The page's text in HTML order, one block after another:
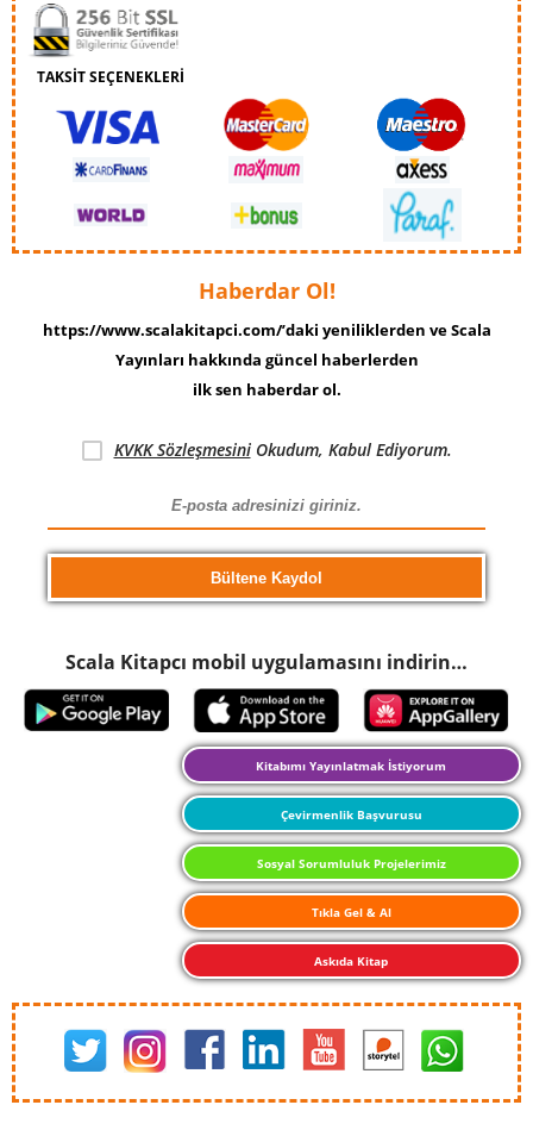
TAKSİT SEÇENEKLERİ
Haberdar Ol!
https://www.scalakitapci.com/’daki yeniliklerden ve Scala
Yayınları hakkında güncel haberlerden
ilk sen haberdar ol.
KVKK SözleşmesiniOkudum, Kabul Ediyorum.
Scala Kitapcı mobil uygulamasını indirin…
Kitabımı Yayınlatmak İstiyorum
Çevirmenlik Başvurusu
Sosyal Sorumluluk Projelerimiz
Tıkla Gel & Al
Askıda Kitap